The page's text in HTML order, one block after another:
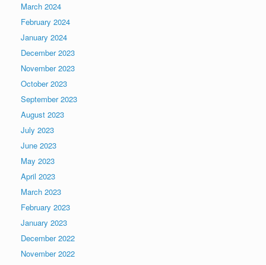
March 2024
February 2024
January 2024
December 2023
November 2023
October 2023
September 2023
August 2023
July 2023
June 2023
May 2023
April 2023
March 2023
February 2023
January 2023
December 2022
November 2022